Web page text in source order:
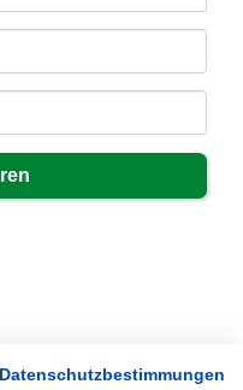
Datenschutzbestimmungen